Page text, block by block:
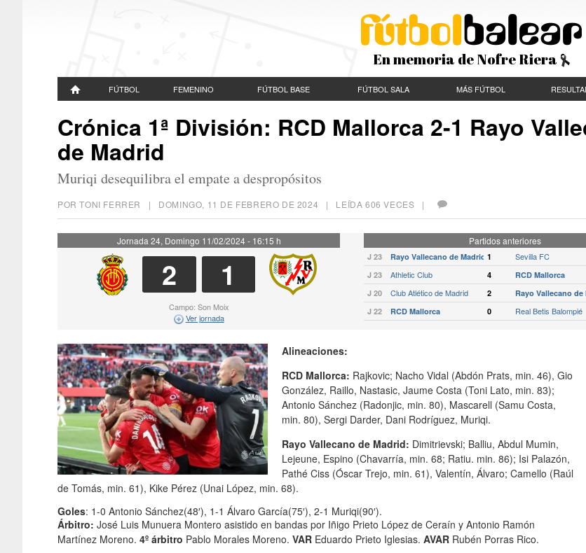
En memoria de Nofre Riera
FÚTBOL FEMENINO FÚTBOL BASE FÚTBOL SALA MÁS FÚTBOL
Crónica 1ª División: RCD Mallorca 2-1 Rayo
de Madrid
Muriqi desequilibra el empate a despropósitos
POR TONI FERRER | DOMINGO, 11 DE FEBRERO DE 2024 | LEÍDA 606 VECES |
Jornada 24, Domingo 11/02/2024 - 16:15 h
2 1
Campo: Son Moix
Ver jornada
Partidos anteriores
J 23 Rayo Vallecano de Madrid 1 Sevilla FC
J 23
Athletic Club 4 RCD Mallorca
J 20
Club Atlético de Madrid 2 Rayo Vallecano de
J 22
RCD Mallorca 0 Real Betis Balompié
Alineaciones:
RCD Mallorca: Rajkovic; Nacho Vidal (Abdón Prats, min. 46), Gio
González, Raillo, Nastasic, Jaume Costa (Toni Lato, min. 83);
Antonio Sánchez (Radonjic, min. 80), Mascarell (Samu Costa,
min. 80), Sergi Darder, Dani Rodríguez, Muriqi.
Rayo Vallecano de Madrid: Dimitrievski; Balliu, Abdul Mumin,
Lejeune, Espino (Chavarría, min. 68; Ratiu. min. 86); Isi Palazón,
Pathé Ciss (Óscar Trejo, min. 61), Valentín, Álvaro; Camello (Raúl
de Tomás, min. 61), Kike Pérez (Unai López, min. 68).
Goles: 1-0 Antonio Sánchez(48′), 1-1 Álvaro García(75′), 2-1 Muriqi(90′).
Árbitro: José Luis Munuera Montero asistido en bandas por Iñigo Prieto López de Ceraín y Antonio Ramón
Martínez Moreno. 4º árbitro Pablo Morales Moreno. VAR Eduardo Prieto Iglesias. AVAR Rubén Porras Rico.